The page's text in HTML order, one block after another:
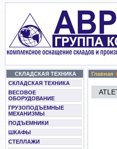
СКЛАДСКАЯ ТЕХНИКА
СКЛАДСКАЯ ТЕХНИКА
ВЕСОВОЕ
ОБОРУДОВАНИЕ
ГРУЗОПОДЪЕМНЫЕ
МЕХАНИЗМЫ
ПОДЪЕМНИКИ
ШКАФЫ
СТЕЛЛАЖИ
Главная